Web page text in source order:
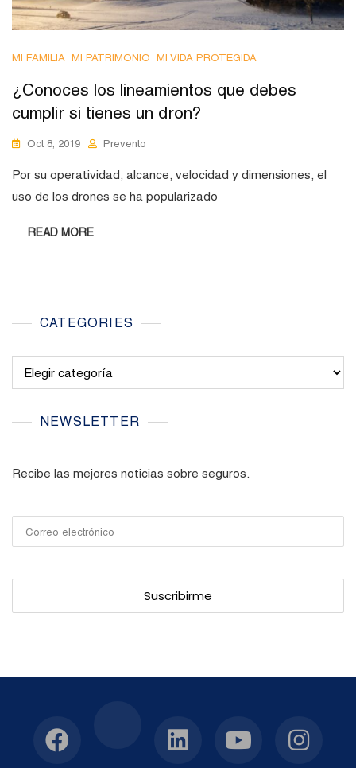
MI FAMILIA MI PATRIMONIO MI VIDA PROTEGIDA
¿Conoces los lineamientos que debes
cumplir si tienes un dron?
Oct 8, 2019 Prevento
Por su operatividad, alcance, velocidad y dimensiones, el
uso de los drones se ha popularizado
READ MORE
CATEGORIES
NEWSLETTER
Recibe las mejores noticias sobre seguros.